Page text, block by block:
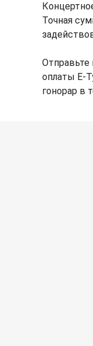
Точная
оплаты E-
гонорар в